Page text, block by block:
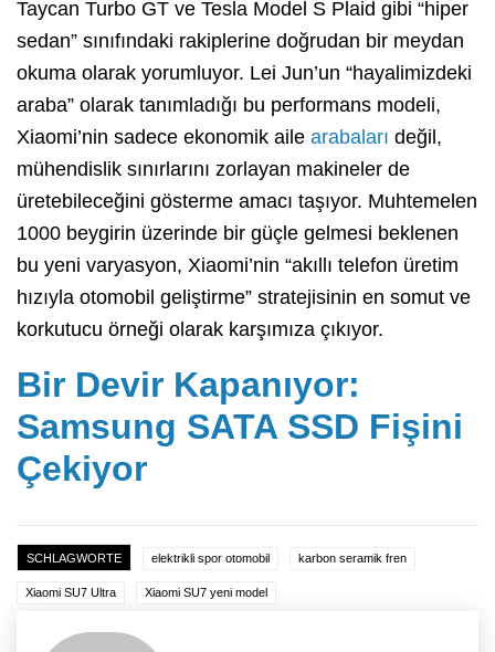
Taycan Turbo GT ve Tesla Model S Plaid gibi “hiper
sedan” sınıfındaki rakiplerine doğrudan bir meydan
okuma olarak yorumluyor. Lei Jun’un “hayalimizdeki
araba” olarak tanımladığı bu performans modeli,
Xiaomi’nin sadece ekonomik aile arabaları değil,
mühendislik sınırlarını zorlayan makineler de
üretebileceğini gösterme amacı taşıyor. Muhtemelen
1000 beygirin üzerinde bir güçle gelmesi beklenen
bu yeni varyasyon, Xiaomi’nin “akıllı telefon üretim
hızıyla otomobil geliştirme” stratejisinin en somut ve
korkutucu örneği olarak karşımıza çıkıyor.
Bir Devir Kapanıyor:
Samsung SATA SSD Fişini
Çekiyor
SCHLAGWORTE elektrikli spor otomobil karbon seramik fren
Xiaomi SU7 Ultra Xiaomi SU7 yeni model